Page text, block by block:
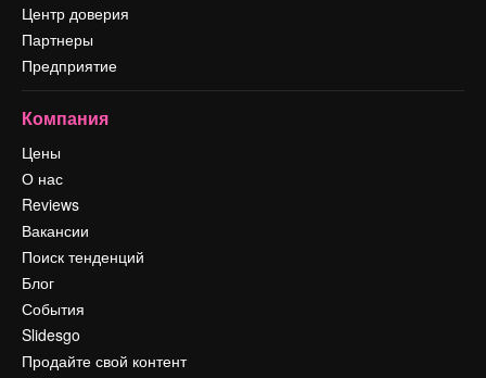
Центр доверия
Партнеры
Предприятие
Компания
Цены
О нас
Reviews
Вакансии
Поиск тенденций
Блог
События
Slidesgo
Продайте свой контент